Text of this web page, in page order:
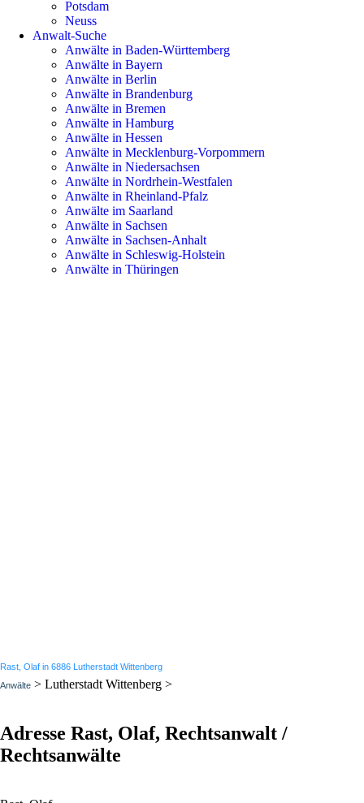
Potsdam
Neuss
Anwalt-Suche
Anwälte in Baden-Württemberg
Anwälte in Bayern
Anwälte in Berlin
Anwälte in Brandenburg
Anwälte in Bremen
Anwälte in Hamburg
Anwälte in Hessen
Anwälte in Mecklenburg-Vorpommern
Anwälte in Niedersachsen
Anwälte in Nordrhein-Westfalen
Anwälte in Rheinland-Pfalz
Anwälte im Saarland
Anwälte in Sachsen
Anwälte in Sachsen-Anhalt
Anwälte in Schleswig-Holstein
Anwälte in Thüringen
Rast, Olaf in 6886 Lutherstadt Wittenberg
Anwälte > Lutherstadt Wittenberg >
Adresse Rast, Olaf, Rechtsanwalt /
Rechtsanwälte